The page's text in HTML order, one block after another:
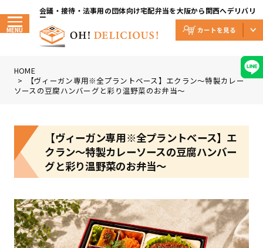
the
content
会議・接待・法事用の団体向け宅配弁当を大阪から関西へデリバリ
ー
MENU
HOME
【ヴィーガン専用※全プラントベース】エクラン〜特製カレー
ソースの豆腐ハンバーグと彩り温野菜のお弁当〜
【ヴィーガン専用※全プラントベース】エ
クラン〜特製カレーソースの豆腐ハンバー
グと彩り温野菜のお弁当〜